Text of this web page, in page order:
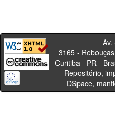
Av. Sete
3165 -
Curitiba -
Repositório,
DSpace,